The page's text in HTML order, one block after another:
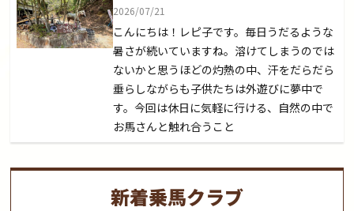
2026/07/21
こんにちは！レピ子です。毎日うだるような
暑さが続いていますね。溶けてしまうのでは
ないかと思うほどの灼熱の中、汗をだらだら
垂らしながらも子供たちは外遊びに夢中で
す。今回は休日に気軽に行ける、自然の中で
お馬さんと触れ合うこと
新着乗馬クラブ